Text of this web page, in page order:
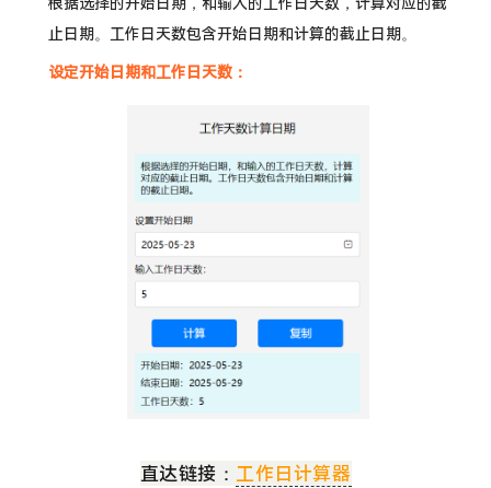
根据选择的开始日期，和输入的工作日天数，计算对应的截
止日期。工作日天数包含开始日期和计算的截止日期。
设定开始日期和工作日天数：
直达链接： 工作日计算器